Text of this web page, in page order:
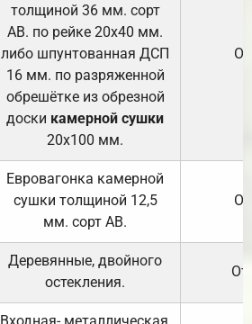
толщиной 36 мм. сорт
АВ. по рейке 20х40 мм.
либо шпунтованная ДСП
16 мм. по разряженной
обрешётке из обрезной
доски камерной сушки
20х100 мм.
Евровагонка камерной
сушки толщиной 12,5
мм. сорт АВ.
Деревянные, двойного
остекления.
Входная- металлическая,